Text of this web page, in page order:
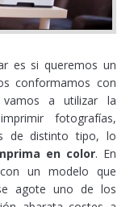
es si queremos un
conformamos con
a utilizar la
fotografías,
de distinto tipo, lo
en color. En
un modelo que
agote uno de los